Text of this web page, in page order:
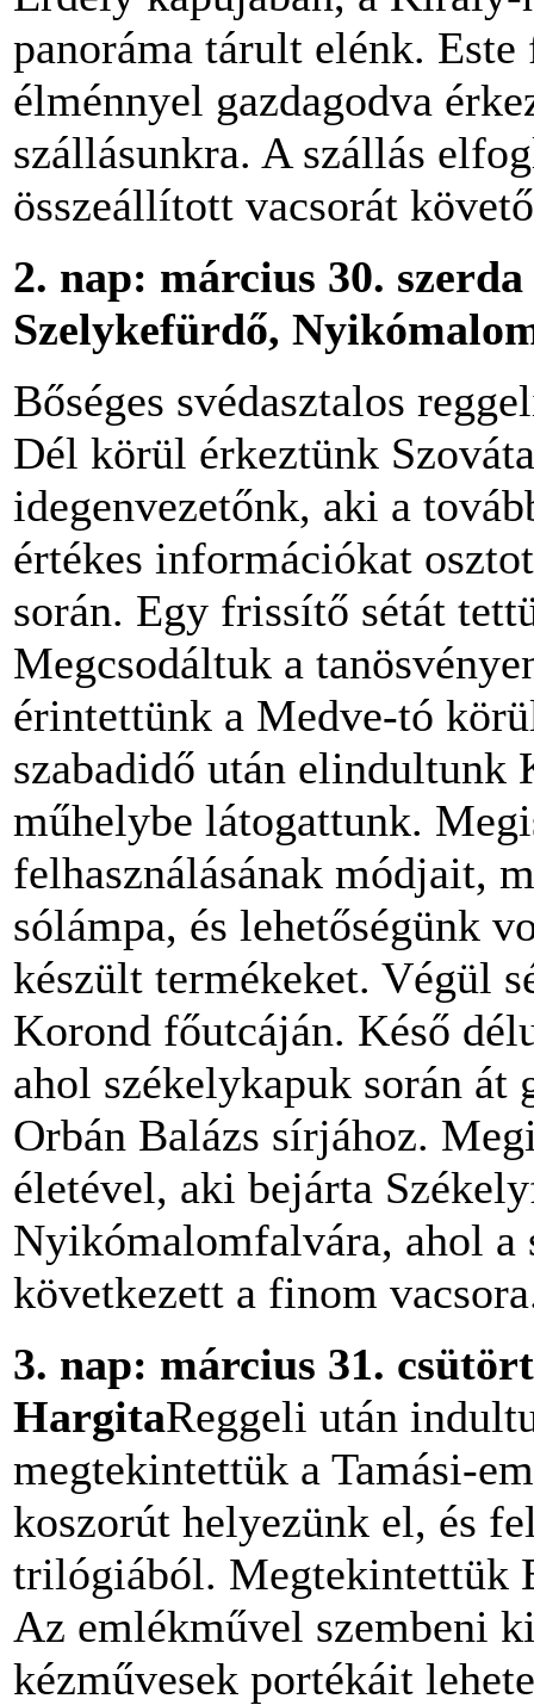
panoráma tárult elénk. Este
élménnyel gazdagodva
szállásunkra. A szállás
összeállított vacsorát
2. nap: március 30.
Szelykefürdő,
Bőséges svédasztalos
Dél körül érkeztünk
idegenvezetőnk, aki a
értékes információkat
során. Egy frissítő sétát
Megcsodáltuk a
érintettünk a Medve-tó
szabadidő után elindultunk
műhelybe látogattunk.
felhasználásának módjait,
sólámpa, és lehetőségünk
készült termékeket. Végül
Korond főutcáján. Késő
ahol székelykapuk során
Orbán Balázs sírjához.
életével, aki bejárta
Nyikómalomfalvára, ahol a
következett a finom
3. nap: március 31.
HargitaReggeli után
megtekintettük a Tamási-
koszorút helyezünk el, és
trilógiából. Megtekintettük
Az emlékművel szembeni
kézművesek portékáit